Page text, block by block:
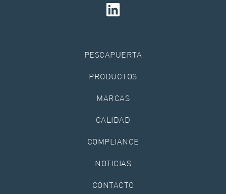
PESCAPUERTA
PRODUCTOS
MARCAS
CALIDAD
COMPLIANCE
NOTICIAS
CONTACTO